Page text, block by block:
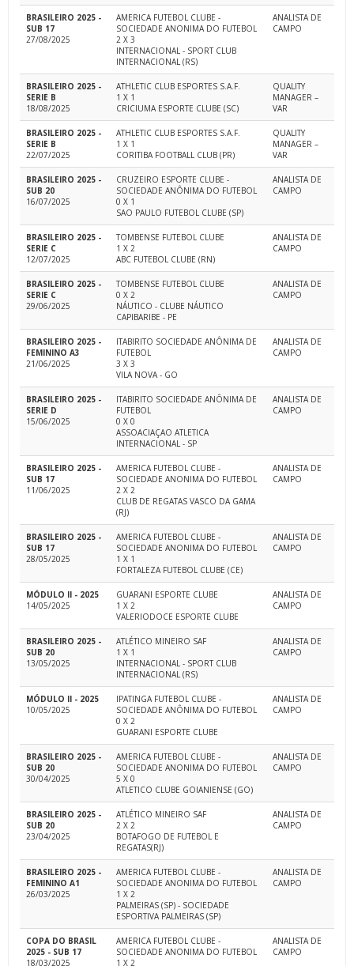
BRASILEIRO 2025 -
SUB 17
27/08/2025
AMERICA FUTEBOL CLUBE -
SOCIEDADE ANONIMA DO FUTEBOL
2 X 3
INTERNACIONAL - SPORT CLUB
INTERNACIONAL (RS)
ANALISTA DE
CAMPO
BRASILEIRO 2025 -
SERIE B
18/08/2025
ATHLETIC CLUB ESPORTES S.A.F.
1 X 1
CRICIUMA ESPORTE CLUBE (SC)
QUALITY
MANAGER –
VAR
BRASILEIRO 2025 -
SERIE B
22/07/2025
ATHLETIC CLUB ESPORTES S.A.F.
1 X 1
CORITIBA FOOTBALL CLUB (PR)
QUALITY
MANAGER –
VAR
BRASILEIRO 2025 -
SUB 20
16/07/2025
CRUZEIRO ESPORTE CLUBE -
SOCIEDADE ANÔNIMA DO FUTEBOL
0 X 1
SAO PAULO FUTEBOL CLUBE (SP)
ANALISTA DE
CAMPO
BRASILEIRO 2025 -
SERIE C
12/07/2025
TOMBENSE FUTEBOL CLUBE
1 X 2
ABC FUTEBOL CLUBE (RN)
ANALISTA DE
CAMPO
BRASILEIRO 2025 -
SERIE C
29/06/2025
TOMBENSE FUTEBOL CLUBE
0 X 2
NÁUTICO - CLUBE NÁUTICO
CAPIBARIBE - PE
ANALISTA DE
CAMPO
BRASILEIRO 2025 -
FEMININO A3
21/06/2025
ITABIRITO SOCIEDADE ANÔNIMA DE
FUTEBOL
3 X 3
VILA NOVA - GO
ANALISTA DE
CAMPO
BRASILEIRO 2025 -
SERIE D
15/06/2025
ITABIRITO SOCIEDADE ANÔNIMA DE
FUTEBOL
0 X 0
ASSOACIAÇAO ATLETICA
INTERNACIONAL - SP
ANALISTA DE
CAMPO
BRASILEIRO 2025 -
SUB 17
11/06/2025
AMERICA FUTEBOL CLUBE -
SOCIEDADE ANONIMA DO FUTEBOL
2 X 2
CLUB DE REGATAS VASCO DA GAMA
(RJ)
ANALISTA DE
CAMPO
BRASILEIRO 2025 -
SUB 17
28/05/2025
AMERICA FUTEBOL CLUBE -
SOCIEDADE ANONIMA DO FUTEBOL
1 X 1
FORTALEZA FUTEBOL CLUBE (CE)
ANALISTA DE
CAMPO
MÓDULO II - 2025
14/05/2025
GUARANI ESPORTE CLUBE
1 X 2
VALERIODOCE ESPORTE CLUBE
ANALISTA DE
CAMPO
BRASILEIRO 2025 -
SUB 20
13/05/2025
ATLÉTICO MINEIRO SAF
1 X 1
INTERNACIONAL - SPORT CLUB
INTERNACIONAL (RS)
ANALISTA DE
CAMPO
MÓDULO II - 2025
10/05/2025
IPATINGA FUTEBOL CLUBE -
SOCIEDADE ANÔNIMA DO FUTEBOL
0 X 2
GUARANI ESPORTE CLUBE
ANALISTA DE
CAMPO
BRASILEIRO 2025 -
SUB 20
30/04/2025
AMERICA FUTEBOL CLUBE -
SOCIEDADE ANONIMA DO FUTEBOL
5 X 0
ATLETICO CLUBE GOIANIENSE (GO)
ANALISTA DE
CAMPO
BRASILEIRO 2025 -
SUB 20
23/04/2025
ATLÉTICO MINEIRO SAF
2 X 2
BOTAFOGO DE FUTEBOL E
REGATAS(RJ)
ANALISTA DE
CAMPO
BRASILEIRO 2025 -
FEMININO A1
26/03/2025
AMERICA FUTEBOL CLUBE -
SOCIEDADE ANONIMA DO FUTEBOL
1 X 2
PALMEIRAS (SP) - SOCIEDADE
ESPORTIVA PALMEIRAS (SP)
ANALISTA DE
CAMPO
COPA DO BRASIL
2025 - SUB 17
18/03/2025
AMERICA FUTEBOL CLUBE -
SOCIEDADE ANONIMA DO FUTEBOL
1 X 2
ANALISTA DE
CAMPO